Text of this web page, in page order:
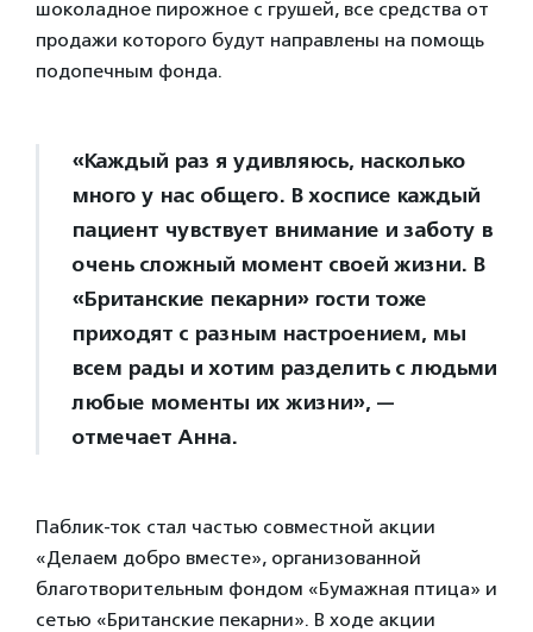
шоколадное пирожное с грушей, все средства от
продажи которого будут направлены на помощь
подопечным фонда.
«Каждый раз я удивляюсь, насколько
много у нас общего. В хосписе каждый
пациент чувствует внимание и заботу в
очень сложный момент своей жизни. В
«Британские пекарни» гости тоже
приходят с разным настроением, мы
всем рады и хотим разделить с людьми
любые моменты их жизни», —
отмечает Анна.
Паблик-ток стал частью совместной акции
«Делаем добро вместе», организованной
благотворительным фондом «Бумажная птица» и
сетью «Британские пекарни». В ходе акции